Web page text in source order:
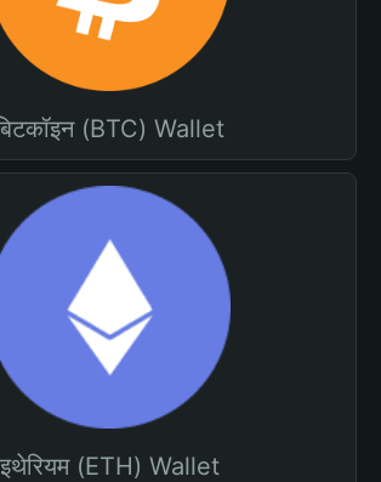
(BTC) Wallet
इथेरियम (ETH) Wallet